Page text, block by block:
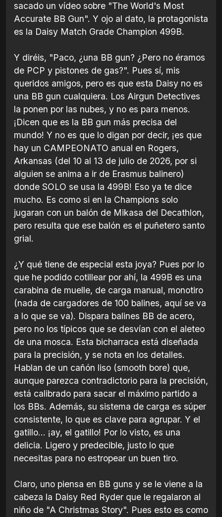
sacado un vídeo sobre "The World's Most
Accurate BB Gun". Y ojo al dato, la protagonista
es la Daisy Match Grade Champion 499B.
Y diréis, "Paco, ¿una BB gun? ¿Pero no éramos
de PCP y pistones de gas?". Pues sí, mis
queridos amigos, pero es que esta Daisy no es
una BB gun cualquiera. Los Airgun Detectives
la ponen por las nubes, y no es para menos.
¡Dicen que es la BB gun más precisa del
mundo! Y no es que lo digan por decir, ¡es que
hay un CAMPEONATO anual en Rogers,
Arkansas (del 10 al 13 de julio de 2026, por si
alguien se anima a ir de Erasmus balinero)
donde SOLO se usa la 499B! Eso ya te dice
mucho. Es como si en la Champions solo
jugaran con un balón de Mikasa del Decathlon,
pero resulta que ese balón es el puñetero santo
grial.
¿Y qué tiene de especial esta joya? Pues por lo
que he podido cotillear por ahí, la 499B es una
carabina de muelle, de carga manual, monotiro
(nada de cargadores de 100 balines, aquí se va
a lo que se va). Dispara balines BB de acero,
pero no los típicos que se desvían con el aleteo
de una mosca. Esta bicharraca está diseñada
para la precisión, y se nota en los detalles.
Hablan de un cañón liso (smooth bore) que,
aunque parezca contradictorio para la precisión,
está calibrado para sacar el máximo partido a
los BBs. Además, su sistema de carga es súper
consistente, lo que es clave para agrupar. Y el
gatillo... ¡ay, el gatillo! Por lo visto, es una
delicia. Ligero y predecible, justo lo que
necesitas para no estropear un buen tiro.
Claro, uno piensa en BB guns y se le viene a la
cabeza la Daisy Red Ryder que le regalaron al
niño de "A Christmas Story". Pues esto es como